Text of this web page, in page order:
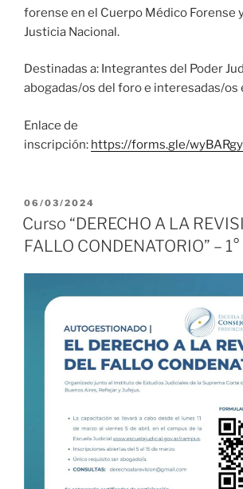
forense en el Cuerpo Médico Forense
Justicia Nacional.
Destinadas a: Integrantes del Poder
abogadas/os del foro e interesadas/os
Enlace de
inscripción: https://forms.gle/
PUBLICADO
EL
06/03/2024
Curso “DERECHO A LA
FALLO CONDENATORIO” –